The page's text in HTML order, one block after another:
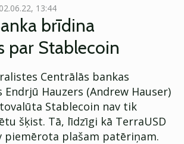
02.06.22, 13:44
brīdina
par Stablecoin
Centrālās bankas
Hauzers (Andrew Hauser)
Stablecoin nav tik
šķist. Tā, līdzīgi kā TerraUSD
piemērota plašam patēriņam.